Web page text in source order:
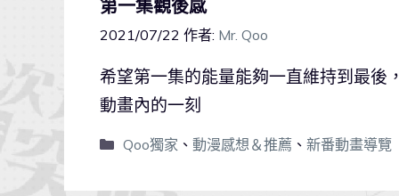
第一集觀後感
2021/07/22 作者: Mr. Qoo
希望第一集的能量能夠一直維持到最後
動畫內的一刻
Qoo獨家 、 動漫感想＆推薦、 新番動畫導覽